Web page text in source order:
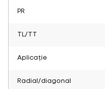
PR
TL/TT
Aplicație
Radial/diagonal